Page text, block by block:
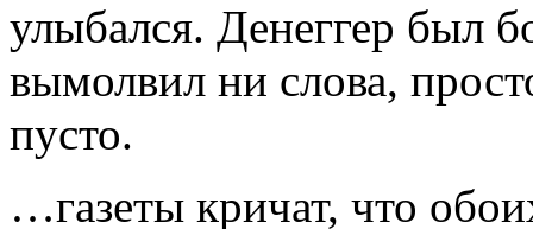
улыбался. Денеггер был
вымолвил ни слова,
пусто.
…газеты кричат, что